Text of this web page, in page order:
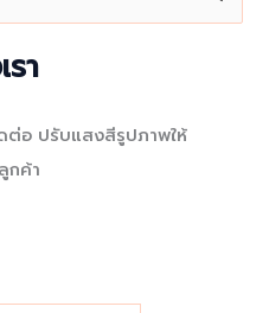
า
อ ปรับแสงสีรูปภาพให้
กค้า